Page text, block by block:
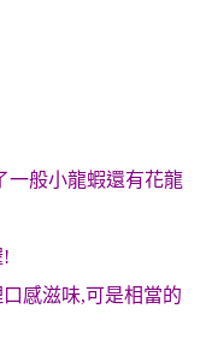
一般小龍蝦還有花龍
!
感滋味,可是相當的